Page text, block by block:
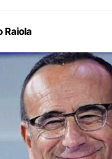
Raiola